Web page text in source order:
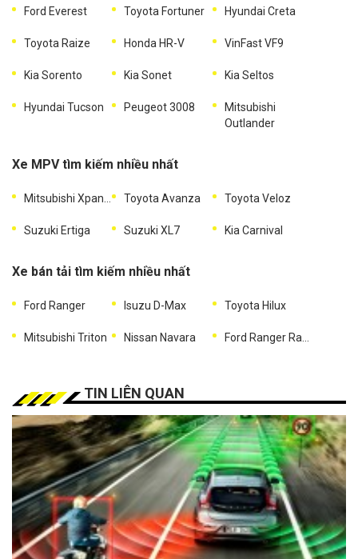
Ford Everest Toyota Fortuner Hyundai Creta
Toyota Raize Honda HR-V VinFast VF9
Kia Sorento Kia Sonet Kia Seltos
Hyundai Tucson Peugeot 3008
Mitsubishi
Outlander
Xe MPV tìm kiếm nhiều nhất
Toyota Avanza Toyota Veloz
Suzuki Ertiga Suzuki XL7 Kia Carnival
Xe bán tải tìm kiếm nhiều nhất
Ford Ranger Isuzu D-Max Toyota Hilux
Mitsubishi Triton Nissan Navara
TIN LIÊN QUAN